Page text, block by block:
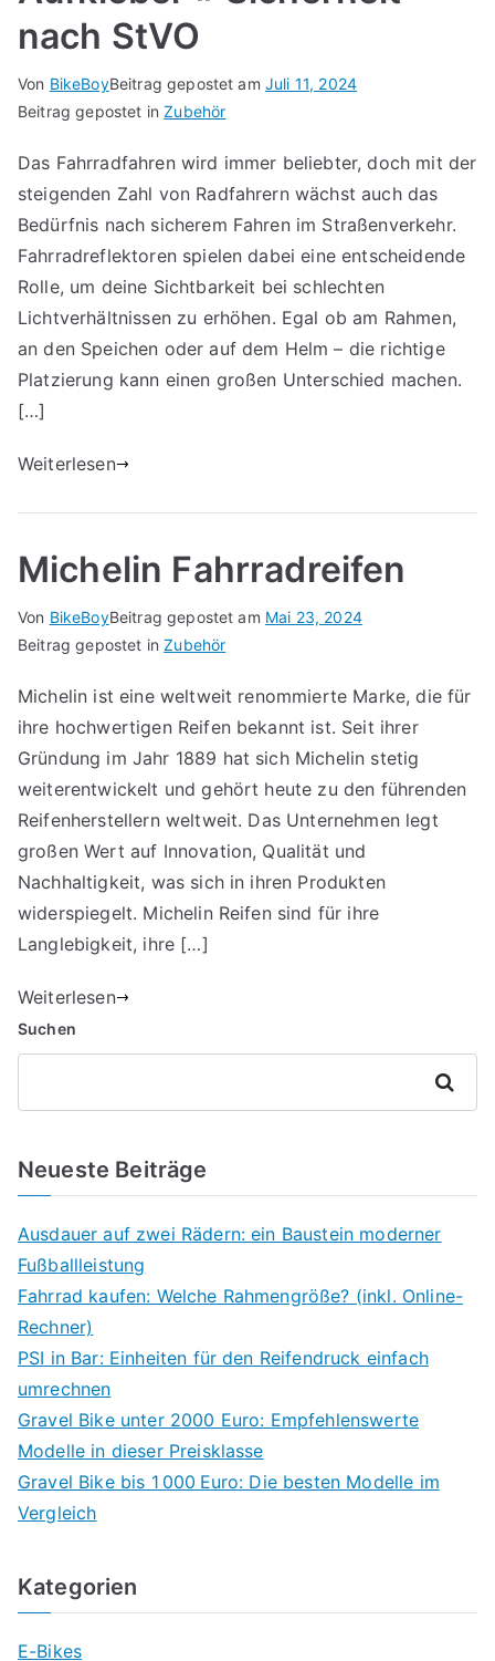
nach StVO
Von BikeBoyBeitrag gepostet am Juli 11, 2024
Beitrag gepostet inZubehör
Das Fahrradfahren wird immer beliebter, doch mit der
steigenden Zahl von Radfahrern wächst auch das
Bedürfnis nach sicherem Fahren im Straßenverkehr.
Fahrradreflektoren spielen dabei eine entscheidende
Rolle, um deine Sichtbarkeit bei schlechten
Lichtverhältnissen zu erhöhen. Egal ob am Rahmen,
an den Speichen oder auf dem Helm – die richtige
Platzierung kann einen großen Unterschied machen.
[…]
Weiterlesen
Michelin Fahrradreifen
Von BikeBoyBeitrag gepostet am Mai 23, 2024
Beitrag gepostet inZubehör
Michelin ist eine weltweit renommierte Marke, die für
ihre hochwertigen Reifen bekannt ist. Seit ihrer
Gründung im Jahr 1889 hat sich Michelin stetig
weiterentwickelt und gehört heute zu den führenden
Reifenherstellern weltweit. Das Unternehmen legt
großen Wert auf Innovation, Qualität und
Nachhaltigkeit, was sich in ihren Produkten
widerspiegelt. Michelin Reifen sind für ihre
Langlebigkeit, ihre […]
Weiterlesen
Suchen
Suchen
Neueste Beiträge
Ausdauer auf zwei Rädern: ein Baustein moderner
Fußballleistung
Fahrrad kaufen: Welche Rahmengröße? (inkl. Online-
Rechner)
PSI in Bar: Einheiten für den Reifendruck einfach
umrechnen
Gravel Bike unter 2000 Euro: Empfehlenswerte
Modelle in dieser Preisklasse
Gravel Bike bis 1 000 Euro: Die besten Modelle im
Vergleich
Kategorien
E-Bikes